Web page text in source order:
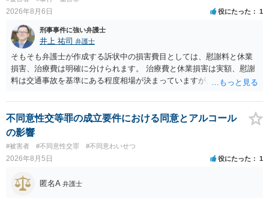
2026年8月6日 役にたった 1
刑事事件に強い弁護士
井上 祐司 弁護士
そもそも弁護士が作成する訴状中の損害費目としては、慰謝料と休業
損害、治療費は明確に分けられます。 治療費と休業損害は実額、慰謝
料は交通事故を基準にある程度相場が決まっていますが、全治１０日
ます。 そうすると、弁護士に依頼した場合はおそらく高い確率で費用
倒れ（回収しても全額弁護士費用となる）となる可能性が高いものと
予想します。 本人訴訟で進める場合には、すでに刑事手続が終了して
いる以上、相手方に資力がないことが多く回収できないケースが多い
（そのため、刑事事件の手続き中に、不本意ではあっても加害者の身
体拘束と、処分待ちという状況を利用して、被害弁償を受けておくこ
とが有効である場合が多い）ことを考慮しておく必要があります。
不同意性交等罪の成立要件における同意とアルコール
の影響
#被害者 #不同意性交罪 #不同意わいせつ
2026年8月5日 役にたった 1
匿名A 弁護士